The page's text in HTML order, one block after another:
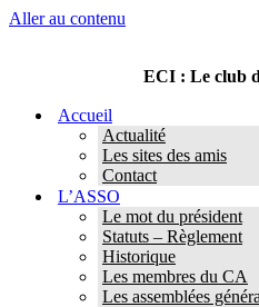
Aller au contenu
ECI : Le club
Accueil
Actualité
Les sites des amis
Contact
L’ASSO
Le mot du président
Statuts – Règlement
Historique
Les membres du CA
Les assemblées